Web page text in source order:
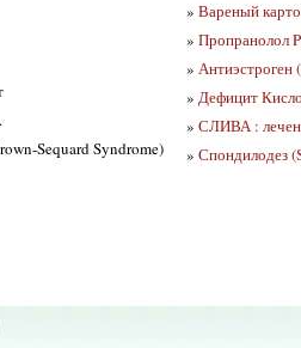
Sequard Syndrome)
» Вареный
» Пропранолол
» Антиэстроген
» Дефицит
» СЛИВА :
» Спондилодез